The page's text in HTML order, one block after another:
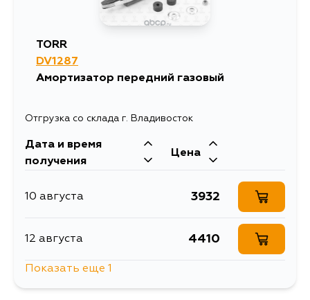
2957
28 августа
TORR
DV1287
Амортизатор передний газовый
Отгрузка со склада г. Владивосток
Дата и время
получения
Цена
10 августа 3932
12 августа 4410
Показать еще 1